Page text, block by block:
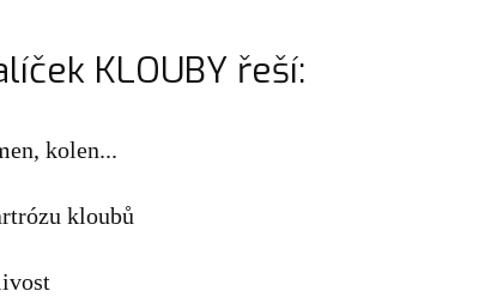
KLOUBY řeší:
kolen...
kloubů